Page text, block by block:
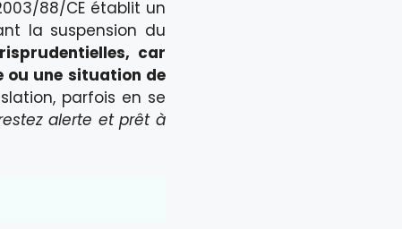
88/CE établit un
la suspension du
car
ou une situation de
parfois en se
alerte et prêt à